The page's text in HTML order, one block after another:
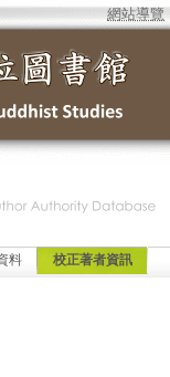
網站導覽
料 校正著者資訊